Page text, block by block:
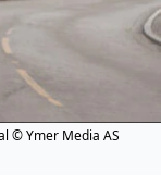
© Ymer Media AS